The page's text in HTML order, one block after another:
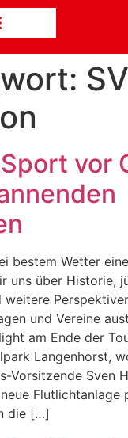
SV
vor
bestem Wetter
uns über Historie,
weitere
und Vereine
am Ende der
Langenhorst,
Vorsitzende Sven
Flutlichtanlage
die […]